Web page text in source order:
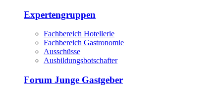
Expertengruppen
Fachbereich Hotellerie
Fachbereich Gastronomie
Ausschüsse
Ausbildungsbotschafter
Forum Junge Gastgeber